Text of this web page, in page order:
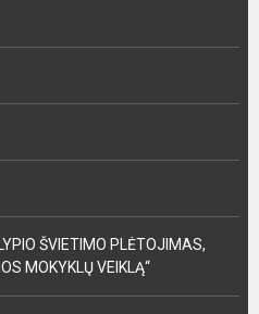
ŠVIETIMO PLĖTOJIMAS,
MOKYKLŲ VEIKLĄ“